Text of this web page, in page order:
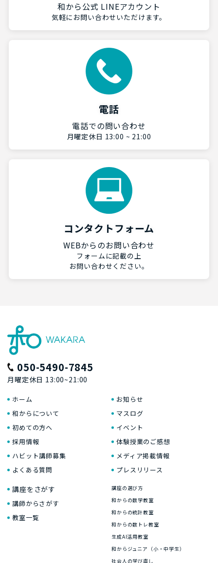
和から公式 LINEアカウント
気軽にお問い合わせいただけます。
電話
電話での問い合わせ
月曜定休日 13:00 ~ 21:00
コンタクトフォーム
WEBからのお問い合わせ
フォームに記載の上
お問い合わせください。
050-5490-7845
月曜定休日 13:00~21:00
ホーム
和からについて
初めての方へ
採用情報
ハビット講師募集
よくある質問
お知らせ
マスログ
イベント
体験授業のご感想
メディア掲載情報
プレスリリース
講座をさがす
講師からさがす
教室一覧
講座の選び方
和からの数学教室
和からの統計教室
和からの数トレ教室
生成AI活用教室
和からジュニア（小・中学生）
社会人の学び直し